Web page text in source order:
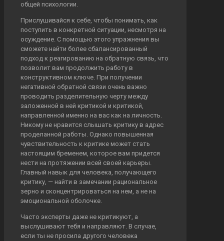
общей психологии.
Прислушивайся к себе, чтобы понимать, как
поступить в конкретной ситуации, несмотря на
осуждение. С помощью этого упражнения вы
сможете найти более сбалансированный
подход к реагированию на обратную связь, что
позволит вам продолжить работу в
конструктивном ключе. При получении
негативной обратной связи очень важно
проводить разделительную черту между
заложенной в ней критикой и критикой,
направленной именно на вас как на личность.
Никому не нравится слышать критику в адрес
проделанной работы. Однако повышенная
чувствительность к критике может стать
настоящим бременем, которое вам придется
нести на протяжении всей своей карьеры.
Главный навык для человека, получающего
критику, — найти в замечании рациональное
зерно и сконцентрироваться на нем, а не на
эмоциональной оболочке.
Часто эксперты даже не критикуют, а
выслушивают тебя и направляют. В случае,
если ты не просила другого человека